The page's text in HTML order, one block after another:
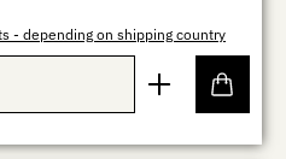
- depending on shipping country
the desired amount or use